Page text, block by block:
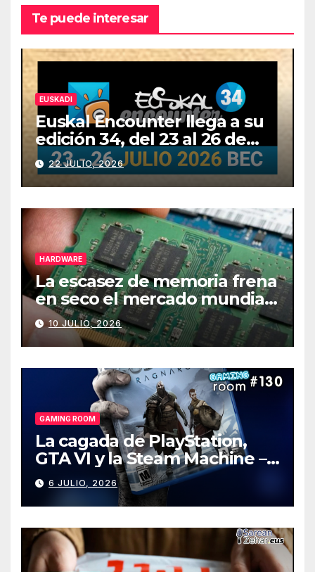
Te puede interesar
EUSKADI
Euskal Encounter llega a su
edición 34, del 23 al 26 de
julio
22 JULIO, 2026
HARDWARE
La escasez de memoria frena
en seco el mercado mundial
de PCs
10 JULIO, 2026
GAMING ROOM
La cagada de PlayStation,
GTA VI y la Steam Machine –
Gaming Room #130
6 JULIO, 2026